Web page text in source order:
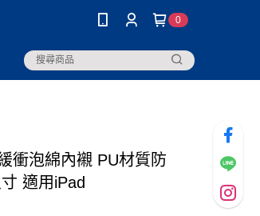
0
衝泡綿內襯 PU材質防
適用iPad